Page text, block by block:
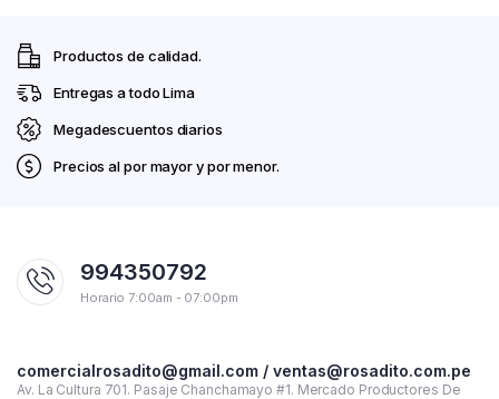
Productos de calidad.
Entregas a todo Lima
Megadescuentos diarios
Precios al por mayor y por menor.
994350792
Horario 7:00am - 07:00pm
comercialrosadito@gmail.com / ventas@rosadito.com.pe
Av. La Cultura 701. Pasaje Chanchamayo #1. Mercado Productores De